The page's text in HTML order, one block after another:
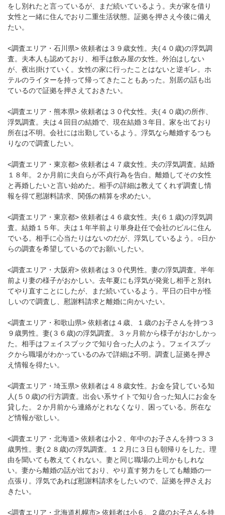
をし別れたと言っているが、まだ続いているよう。夫が家を借り
女性と一緒に住んでおり二重生活状態。証拠を押さえ今後に備え
たい。
<調査エリア・石川県> 依頼者は３９歳女性。夫(４０歳)の浮気調
査。夫本人も認めており、相手は飲み屋の女性。外泊はしない
が、夜出掛けていく。女性の家に行ったことはないと逆ギレ。ホ
テルのライターを持って帰ってきたこともあった。別居の話も出
ているので証拠を押さえておきたい。
<調査エリア・熊本県> 依頼者は３０代女性。夫(４０歳)の所作、
浮気調査。夫は４回目の結婚で、現在結婚３年目。家を出ており
所在は不明。会社には出勤しているよう。浮気なら離婚するつも
りなので調査したい。
<調査エリア・東京都> 依頼者は４７歳女性。夫の浮気調査。結婚
１８年。２か月前に夫自らが不貞行為を告白。離婚してその女性
と再婚したいと言い始めた。相手の詳細は教えてくれず調査し情
報を得て慰謝料請求、関係の精算を求めたい。
<調査エリア・東京都> 依頼者は４６歳女性。夫(６１歳)の浮気調
査。結婚１５年。夫は１年半前より単身赴任で会社のビルに住ん
でいる。相手に心当たりはないのだが、浮気しているよう。○日か
らの調査を希望しているのでお願いしたい。
<調査エリア・大阪府> 依頼者は３０代男性。妻の浮気調査。半年
前より妻の様子がおかしい。去年夏にも浮気が発覚し相手と別れ
てやり直すことにしたが、まだ続いているよう。平日の日中が怪
しいので調査し、慰謝料請求と離婚に向かいたい。
<調査エリア・和歌山県> 依頼者は４歳、１歳のお子さんを持つ３
９歳男性。妻(３６歳)の浮気調査。３ヶ月前から様子がおかしかっ
た。相手はフェイスブックで知り合った人のよう。フェイスブッ
クから職場がわかっているのみで詳細は不明。調査し証拠を押さ
え情報を得たい。
<調査エリア・埼玉県> 依頼者は４８歳女性。お金を貸している知
人(５０歳)の行方調査。出会い系サイトで知り合った知人にお金を
貸した。２か月前から連絡がとれなくなり、困っている。所在な
ど情報が欲しい。
<調査エリア・北海道> 依頼者は小２、年中のお子さんを持つ３３
歳男性。妻(２８歳)の浮気調査。１２月に３日も朝帰りをした。理
由を聞いても教えてくれない。妻と同じ職場の上司かもしれな
い。妻から離婚の話が出ており、やり直す努力をしても離婚の一
点張り。浮気であれば慰謝料請求をしたいので、証拠を押さえお
きたい。
<調査エリア・北海道札幌市> 依頼者は小６、２歳のお子さんを持